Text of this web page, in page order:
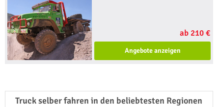
ab 210 €
Angebote anzeigen
Truck selber fahren in den beliebtesten Regionen